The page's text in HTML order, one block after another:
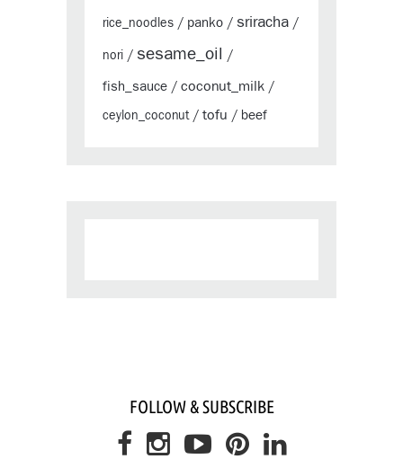
rice_noodles / panko / sriracha /
nori / sesame_oil /
fish_sauce / coconut_milk /
ceylon_coconut / tofu / beef
FOLLOW & SUBSCRIBE